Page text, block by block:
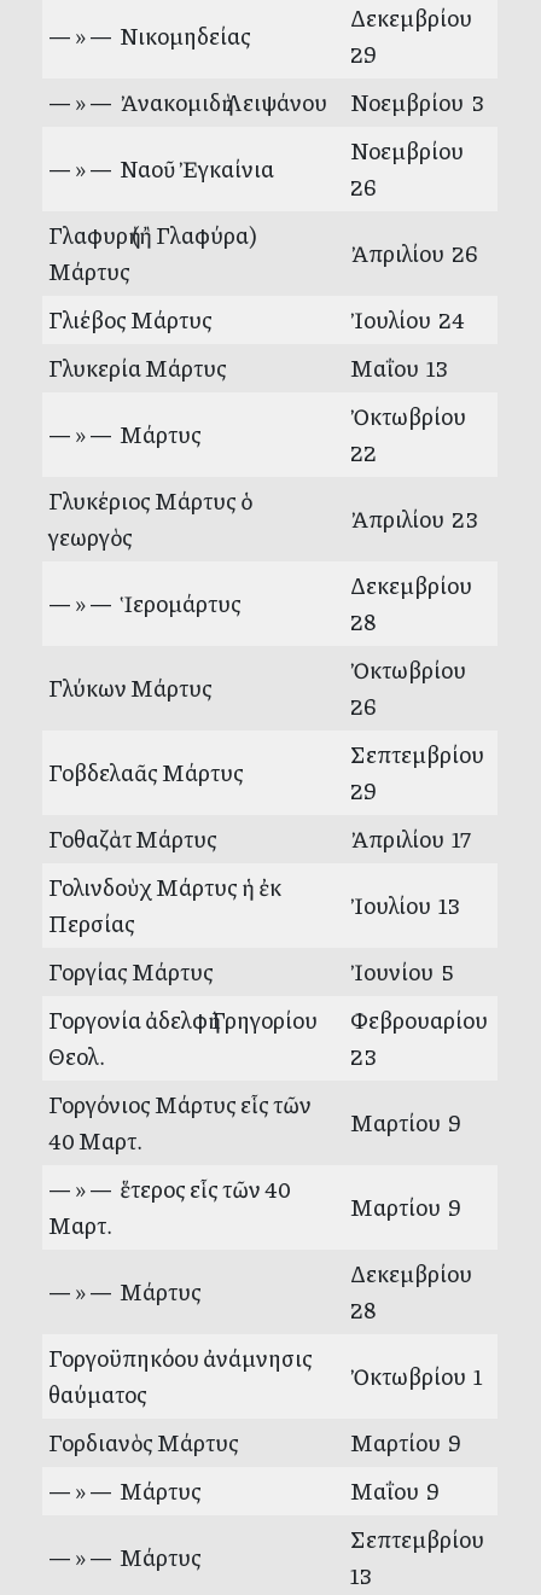
— » — Νικομηδείας
Δεκεμβρίου
29
— » — Ἀνακομιδὴ Λειψάνου
Νοεμβρίου 3
— » — Ναοῦ Ἐγκαίνια
Νοεμβρίου
26
Γλαφυρὴ (ἢ Γλαφύρα)
Μάρτυς
Ἀπριλίου 26
Γλιέβος Μάρτυς
Ἰουλίου 24
Γλυκερία Μάρτυς
Μαΐου 13
— » — Μάρτυς
Ὀκτωβρίου
22
Γλυκέριος Μάρτυς ὁ
γεωργὸς
Ἀπριλίου 23
— » — Ἱερομάρτυς
Δεκεμβρίου
28
Γλύκων Μάρτυς
Ὀκτωβρίου
26
Γοβδελαᾶς Μάρτυς
Σεπτεμβρίου
29
Γοθαζὰτ Μάρτυς
Ἀπριλίου 17
Γολινδοὺχ Μάρτυς ἡ ἐκ
Περσίας
Ἰουλίου 13
Γοργίας Μάρτυς
Ἰουνίου 5
Γοργονία ἀδελφὴ Γρηγορίου
Θεολ.
Φεβρουαρίου
23
Γοργόνιος Μάρτυς εἷς τῶν
40 Μαρτ.
Μαρτίου 9
— » — ἕτερος εἷς τῶν 40
Μαρτ.
Μαρτίου 9
— » — Μάρτυς
Δεκεμβρίου
28
Γοργοϋπηκόου ἀνάμνησις
θαύματος
Ὀκτωβρίου 1
Γορδιανὸς Μάρτυς
Μαρτίου 9
— » — Μάρτυς
Μαΐου 9
— » — Μάρτυς
Σεπτεμβρίου
13